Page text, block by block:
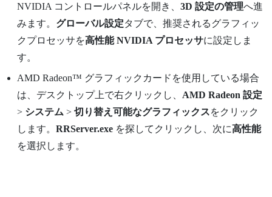
NVIDIA コントロールパネルを開き、 3D 設定の管理へ進
みます。 グローバル設定タブで、推奨されるグラフィッ
クプロセッサを高性能 NVIDIA プロセッサに設定しま
す。
AMD Radeon™ グラフィックカードを使用している場合
は、デスクトップ上で右クリックし、 AMD Radeon 設定
> システム > 切り替え可能なグラフィックスをクリック
します。 RRServer.exeを探してクリックし、次に高性能
を選択します。